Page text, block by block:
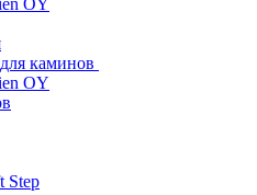
каминов
OY
Step